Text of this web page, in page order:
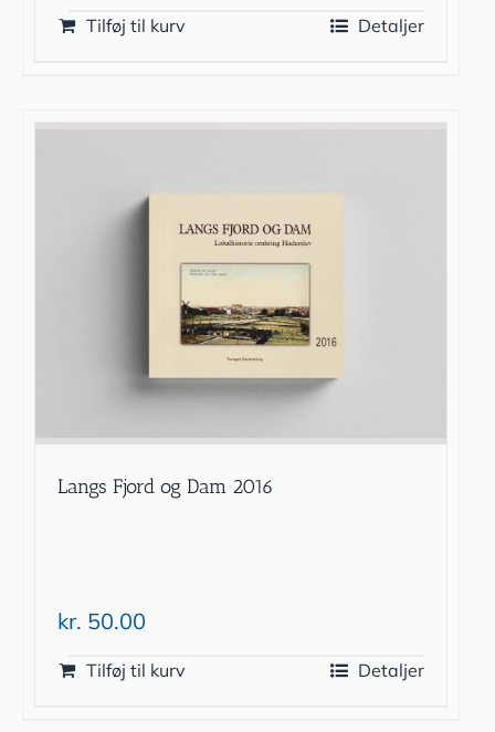
Tilføj til kurv Detaljer
Langs Fjord og Dam 2016
kr. 50.00
Tilføj til kurv Detaljer